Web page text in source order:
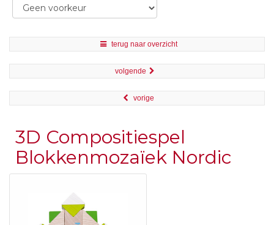
terug naar overzicht
volgende
vorige
3D Compositiespel
Blokkenmozaïek Nordic